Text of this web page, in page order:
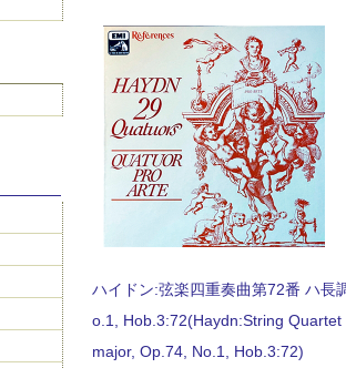
ハイドン:弦楽四重奏曲第72番 ハ長
o.1, Hob.3:72(Haydn:String Quartet
major, Op.74, No.1, Hob.3:72)